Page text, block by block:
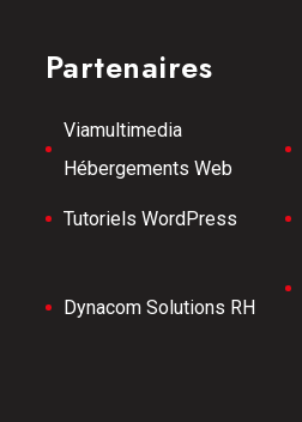
Partenaires
Viamultimedia
Hébergements Web
Tutoriels WordPress
Dynacom Solutions RH